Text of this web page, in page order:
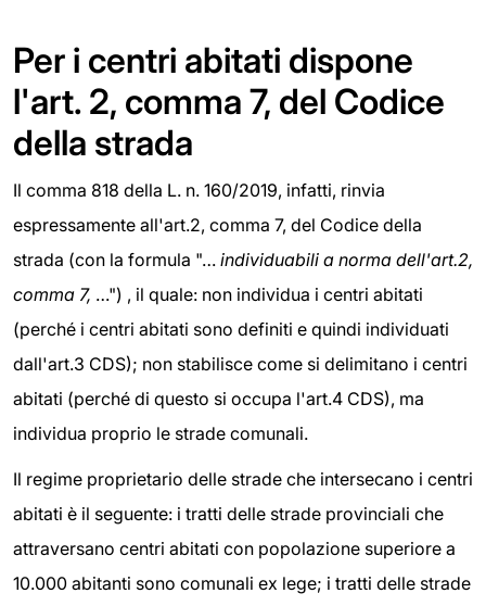
Per i centri abitati dispone
l'art. 2, comma 7, del Codice
della strada
Il comma 818 della L. n. 160/2019, infatti, rinvia
espressamente all'art.2, comma 7, del Codice della
strada (con la formula "… individuabili a norma dell'art.2,
comma 7, …") , il quale: non individua i centri abitati
(perché i centri abitati sono definiti e quindi individuati
dall'art.3 CDS); non stabilisce come si delimitano i centri
abitati (perché di questo si occupa l'art.4 CDS), ma
individua proprio le strade comunali.
Il regime proprietario delle strade che intersecano i centri
abitati è il seguente: i tratti delle strade provinciali che
attraversano centri abitati con popolazione superiore a
10.000 abitanti sono comunali ex lege; i tratti delle strade